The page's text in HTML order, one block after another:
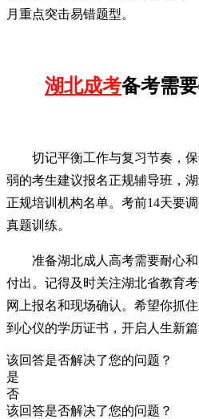
月重点突击易错题型。
湖北成考备考需
切记平衡工作与复习节奏，
弱的考生建议报名正规辅导班，
正规培训机构名单。考前14天要
真题训练。
准备湖北成人高考需要耐心
付出。记得及时关注湖北省教育
网上报名和现场确认。希望你抓
到心仪的学历证书，开启人生新篇
该回答是否解决了您的问题？
是
否
该回答是否解决了您的问题？